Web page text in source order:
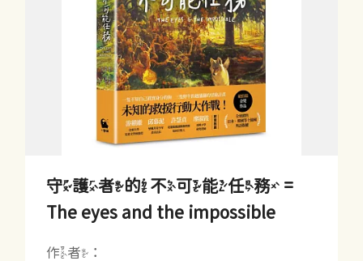
守護者的不可能任務 =
The eyes and the impossible
作者：